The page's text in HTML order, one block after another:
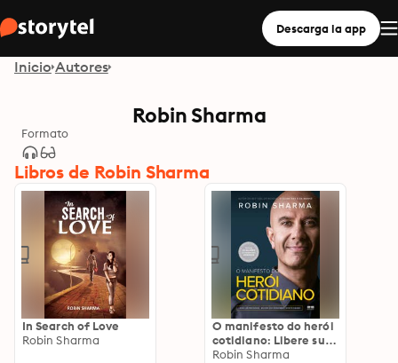
Descarga la app
Inicio Autores
Robin Sharma
Formato
Libros de Robin Sharma
In Search of Love
Robin Sharma
O manifesto do herói
cotidiano: Libere sua
positividade, melhore
Robin Sharma